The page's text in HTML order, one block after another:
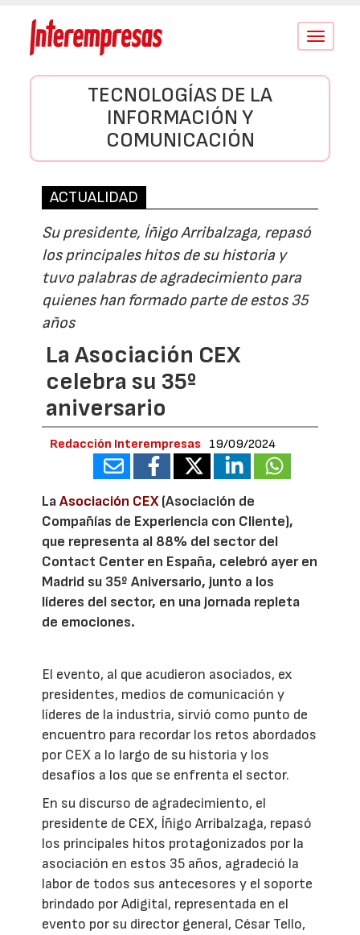
Conmutar
TECNOLOGÍAS DE LA
INFORMACIÓN Y
COMUNICACIÓN
ACTUALIDAD
Su presidente, Íñigo Arribalzaga, repasó
los principales hitos de su historia y
tuvo palabras de agradecimiento para
quienes han formado parte de estos 35
años
La Asociación CEX
celebra su 35º
aniversario
Redacción Interempresas 19/09/2024
LaAsociación CEX(Asociación de
Compañías de Experiencia con Cliente),
que representa al 88% del sector del
Contact Center en España, celebró ayer en
Madrid su 35º Aniversario, junto a los
líderes del sector, en una jornada repleta
de emociones.
El evento, al que acudieron asociados, ex
presidentes, medios de comunicación y
líderes de la industria, sirvió como punto de
encuentro para recordar los retos abordados
por CEX a lo largo de su historia y los
desafíos a los que se enfrenta el sector.
En su discurso de agradecimiento, el
presidente de CEX, Íñigo Arribalzaga, repasó
los principales hitos protagonizados por la
asociación en estos 35 años, agradeció la
labor de todos sus antecesores y el soporte
brindado por Adigital, representada en el
evento por su director general, César Tello,